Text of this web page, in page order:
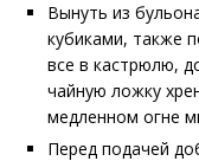
Вынуть из
кубиками, также
все в кастрюлю,
чайную ложку
медленном огне
Перед подачей